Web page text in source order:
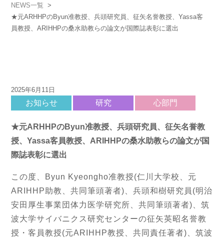
NEWS一覧
>
★元ARHHPのByun准教授、兵頭研究員、征矢名誉教授、Yassa客
員教授、ARIHHPの桑水助教らの論文が国際誌表彰に選出
2025年6月11日
お知らせ 研究 心部門
★元ARHHPのByun准教授、兵頭研究員、征矢名誉教
授、Yassa客員教授、ARIHHPの桑水助教らの論文が国
際誌表彰に選出
この度、Byun Kyeongho准教授(仁川大学校、元
ARIHHP助教、共同筆頭著者)、兵頭和樹研究員(明治
安田厚生事業団体力医学研究所、共同筆頭著者)、筑
波大学サイバニクス研究センターの征矢英昭名誉教
授・客員教授(元ARIHHP教授、共同責任著者)、筑波